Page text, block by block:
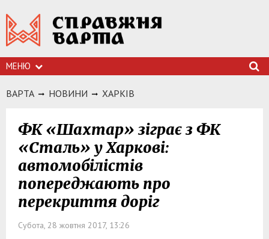
МЕНЮ
ВАРТА НОВИНИ ХАРКIВ
ФК «Шахтар» зіграє з ФК
«Сталь» у Харкові:
автомобілістів
попереджають про
перекриття доріг
Субота, 28 жовтня 2017, 13:26